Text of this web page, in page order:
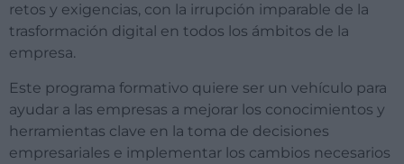
retos y exigencias, con la irrupción imparable de la
trasformación digital en todos los ámbitos de la
empresa.
Este programa formativo quiere ser un vehículo para
ayudar a las empresas a mejorar los conocimientos y
herramientas clave en la toma de decisiones
empresariales e implementar los cambios necesarios